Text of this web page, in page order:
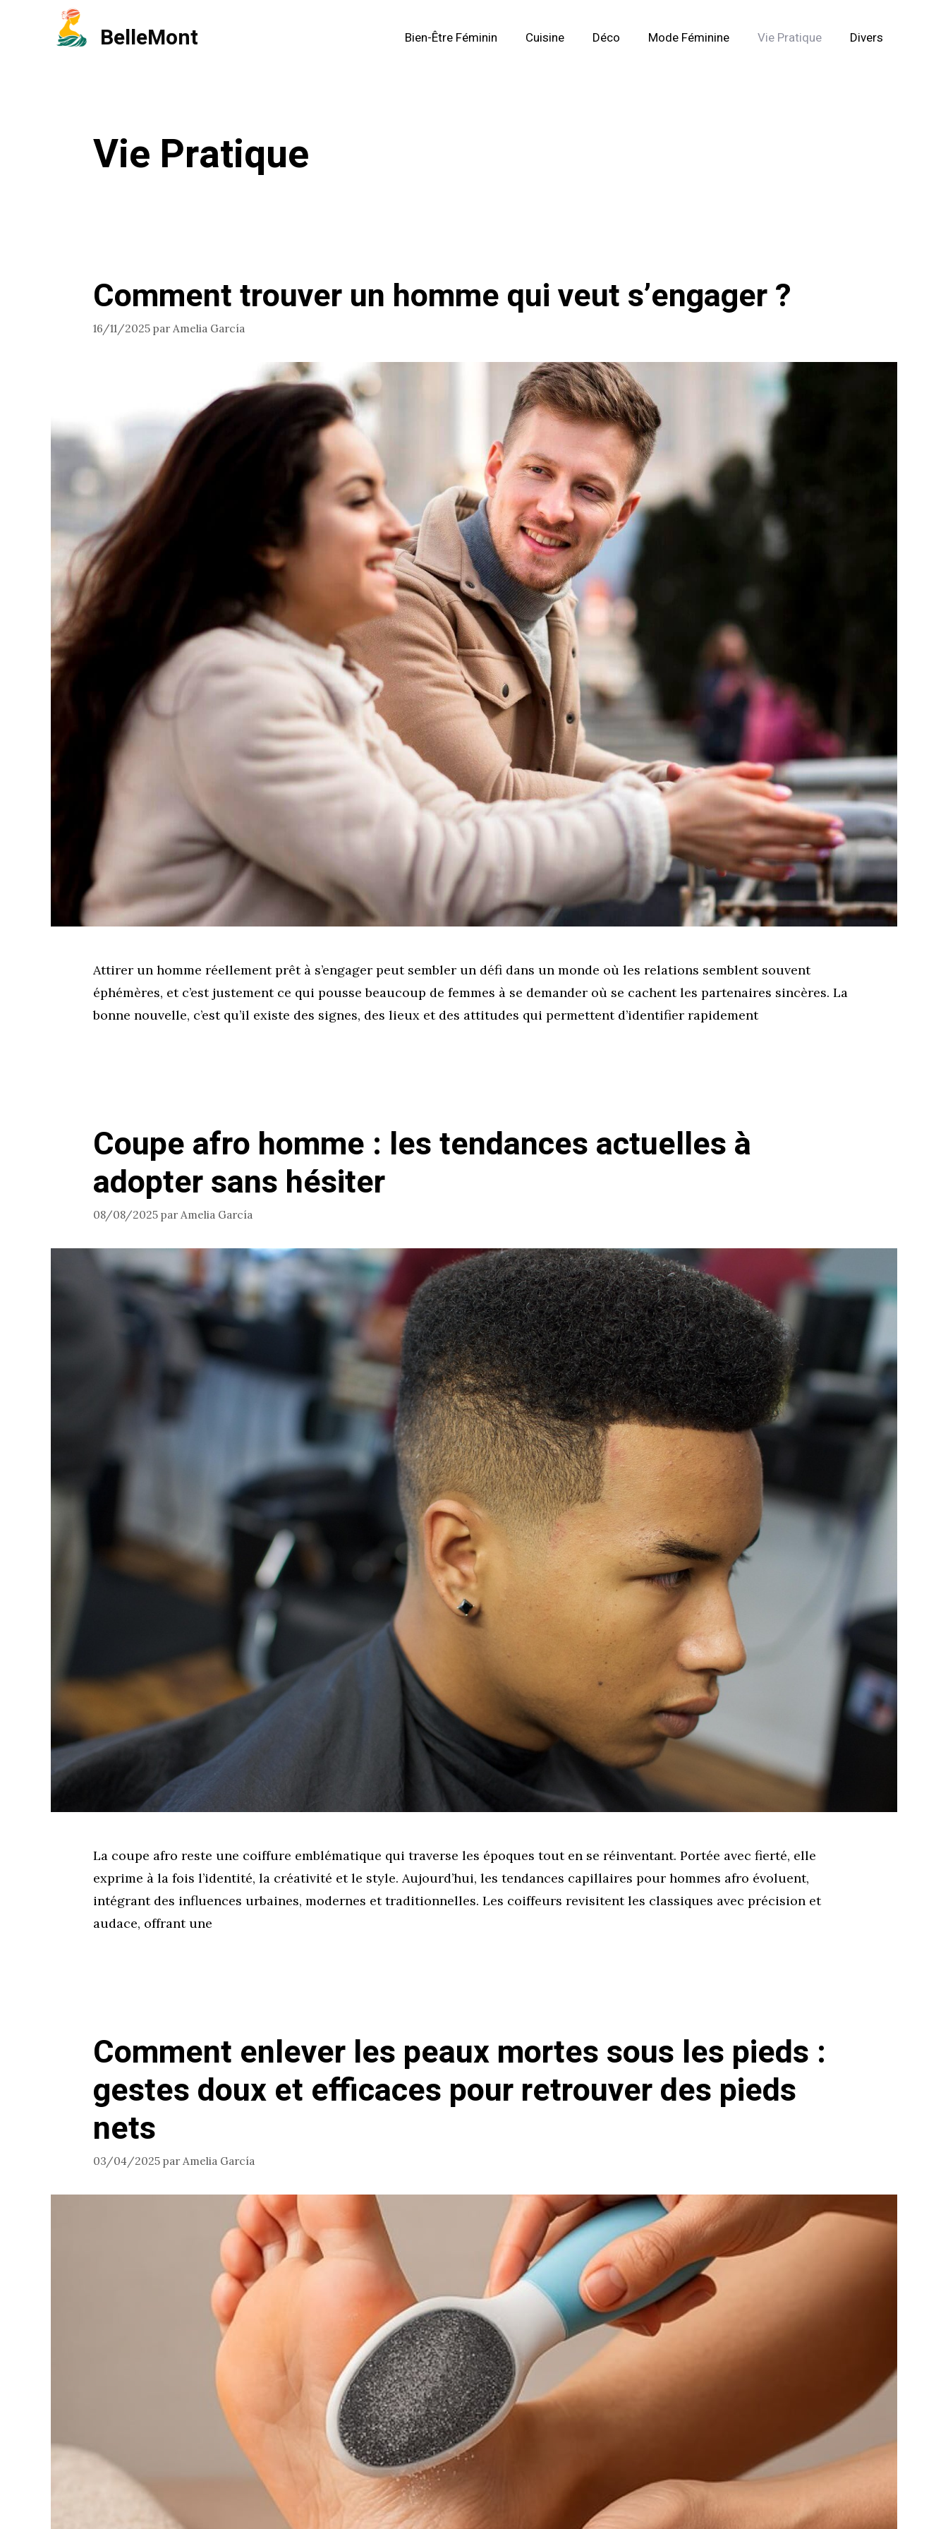
BelleMont Bien-Être Féminin Cuisine Déco Mode Féminine Vie Pratique Divers
Vie Pratique
Comment trouver un homme qui veut s’engager ?
16/11/2025 par Amelia García
Attirer un homme réellement prêt à s’engager peut sembler un défi dans un monde où les relations semblent souvent
éphémères, et c’est justement ce qui pousse beaucoup de femmes à se demander où se cachent les partenaires sincères. La
bonne nouvelle, c’est qu’il existe des signes, des lieux et des attitudes qui permettent d’identifier rapidement
Coupe afro homme : les tendances actuelles à
adopter sans hésiter
08/08/2025 par Amelia García
La coupe afro reste une coiffure emblématique qui traverse les époques tout en se réinventant. Portée avec fierté, elle
exprime à la fois l’identité, la créativité et le style. Aujourd’hui, les tendances capillaires pour hommes afro évoluent,
intégrant des influences urbaines, modernes et traditionnelles. Les coiffeurs revisitent les classiques avec précision et
audace, offrant une
Comment enlever les peaux mortes sous les pieds :
gestes doux et efficaces pour retrouver des pieds
nets
03/04/2025 par Amelia García